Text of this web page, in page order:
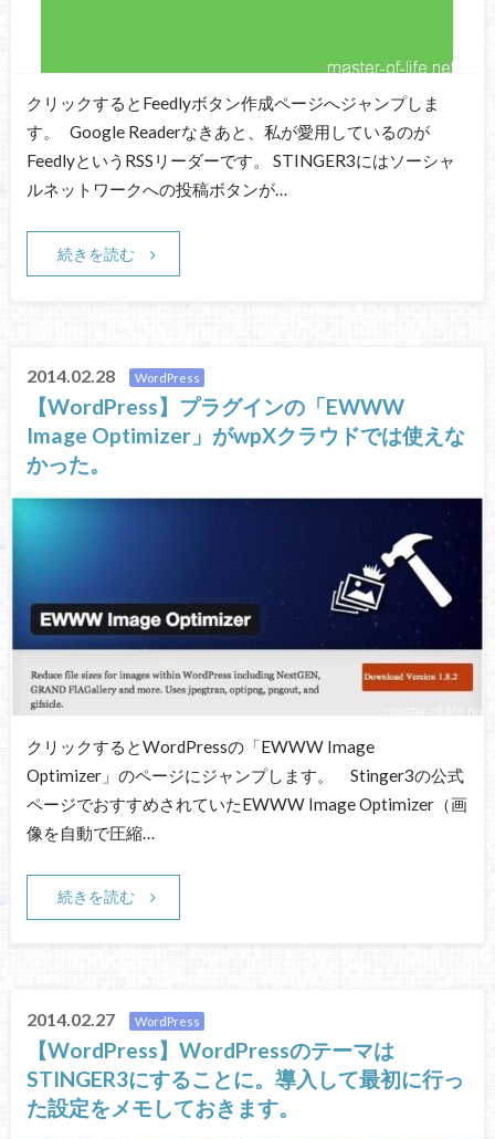
クリックするとFeedlyボタン作成ページへジャンプしま
す。 Google Readerなきあと、私が愛用しているのが
FeedlyというRSSリーダーです。 STINGER3にはソーシャ
ルネットワークへの投稿ボタンが…
続きを読む
2014.02.28 WordPress
【WordPress】プラグインの「EWWW
Image Optimizer」がwpXクラウドでは使えな
かった。
クリックするとWordPressの「EWWW Image
Optimizer」のページにジャンプします。 Stinger3の公式
ページでおすすめされていたEWWW Image Optimizer（画
像を自動で圧縮…
続きを読む
2014.02.27 WordPress
【WordPress】WordPressのテーマは
STINGER3にすることに。導入して最初に行っ
た設定をメモしておきます。